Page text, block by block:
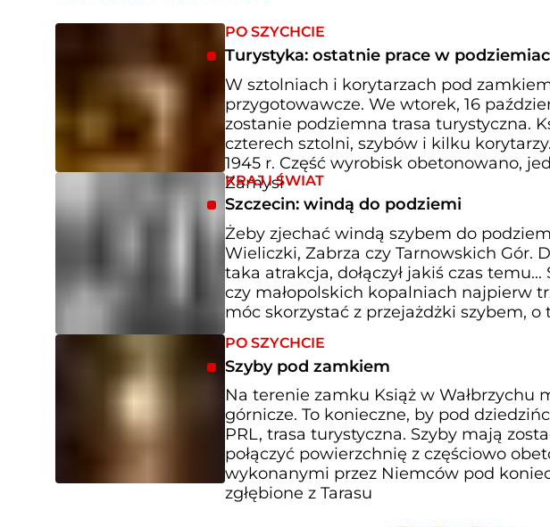
PO SZYCHCIE
Turystyka: ostatnie prace w
W sztolniach i korytarzach pod
przygotowawcze. We wtorek, 16
zostanie podziemna trasa turystyczna.
czterech sztolni, szybów i kilku
1945 r. Część wyrobisk obetonowano,
Zamysł
KRAJ I ŚWIAT
Szczecin: windą do podziemi
Żeby zjechać windą szybem do
Wieliczki, Zabrza czy Tarnowskich
taka atrakcja, dołączył jakiś czas
czy małopolskich kopalniach najpierw
móc skorzystać z przejażdżki szybem, o
PO SZYCHCIE
Szyby pod zamkiem
Na terenie zamku Książ w Wałbrzychu
górnicze. To konieczne, by pod
PRL, trasa turystyczna. Szyby mają
połączyć powierzchnię z częściowo
wykonanymi przez Niemców pod
zgłębione z Tarasu